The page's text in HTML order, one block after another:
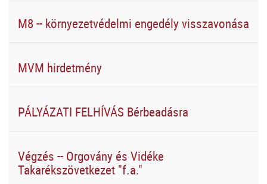
M8 -- környezetvédelmi engedély visszavonása
MVM hirdetmény
PÁLYÁZATI FELHÍVÁS Bérbeadásra
Végzés -- Orgovány és Vidéke
Takarékszövetkezet "f.a."